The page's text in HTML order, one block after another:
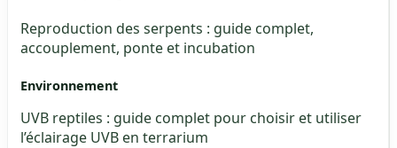
Reproduction des serpents : guide complet,
accouplement, ponte et incubation
Environnement
UVB reptiles : guide complet pour choisir et utiliser
l’éclairage UVB en terrarium